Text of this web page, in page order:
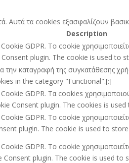
τα cookies εξασφαλίζουν
Description
GDPR. Το cookie
plugin. The cookie is used
καταγραφή της συγκατάθεσης
in the category "Functional".[:]
GDPR. Τα cookies
Consent plugin. The cookies is
GDPR. Το cookie
plugin. The cookie is used to
GDPR. Το cookie
Consent plugin. The cookie is used